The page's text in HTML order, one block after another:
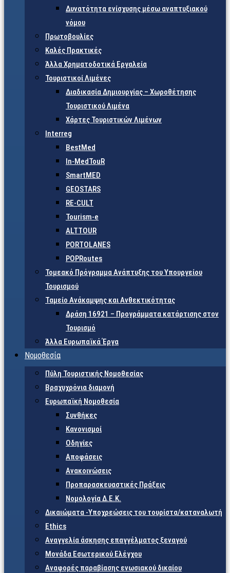
Δυνατότητα ενίσχυσης μέσω αναπτυξιακού
νόμου
Πρωτοβουλίες
Καλές Πρακτικές
Άλλα Χρηματοδοτικά Εργαλεία
Τουριστικοί Λιμένες
Διαδικασία Δημιουργίας – Χωροθέτησης
Τουριστικού Λιμένα
Χάρτες Τουριστικών Λιμένων
Interreg
BestMed
In-MedTouR
SmartMED
GEOSTARS
RE-CULT
Tourism-e
ALTTOUR
PORTOLANES
POPRoutes
Τομεακό Πρόγραμμα Ανάπτυξης του Υπουργείου
Τουρισμού
Ταμείο Ανάκαμψης και Ανθεκτικότητας
Δράση 16921 – Προγράμματα κατάρτισης στον
Τουρισμό
Άλλα Ευρωπαϊκά Έργα
Νομοθεσία
Πύλη Τουριστικής Νομοθεσίας
Βραχυχρόνια διαμονή
Ευρωπαϊκή Νομοθεσία
Συνθήκες
Κανονισμοί
Οδηγίες
Αποφάσεις
Ανακοινώσεις
Προπαρασκευαστικές Πράξεις
Νομολογία Δ.Ε.Κ.
Δικαιώματα -Υποχρεώσεις του τουρίστα/καταναλωτή
Ethics
Αναγγελία άσκησης επαγγέλματος ξεναγού
Μονάδα Εσωτερικού Ελέγχου
Αναφορές παραβίασης ενωσιακού δικαίου